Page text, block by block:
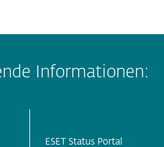
Informationen:
ESET Status Portal